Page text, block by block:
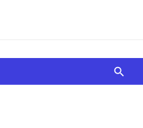
boîte de chocolats… On
on va tomber !